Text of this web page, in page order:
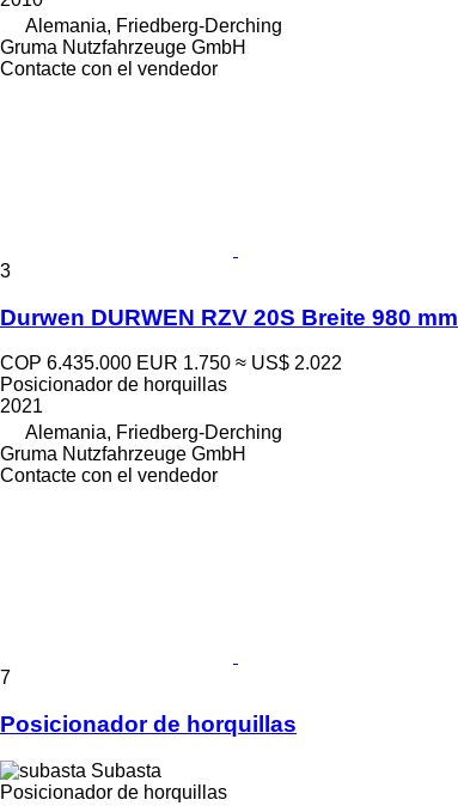
Alemania, Friedberg-Derching
Gruma Nutzfahrzeuge GmbH
Contacte con el vendedor
3
Durwen DURWEN RZV 20S Breite 980 mm
COP 6.435.000 EUR 1.750 ≈ US$ 2.022
Posicionador de horquillas
2021
Alemania, Friedberg-Derching
Gruma Nutzfahrzeuge GmbH
Contacte con el vendedor
7
Posicionador de horquillas
Subasta
Posicionador de horquillas